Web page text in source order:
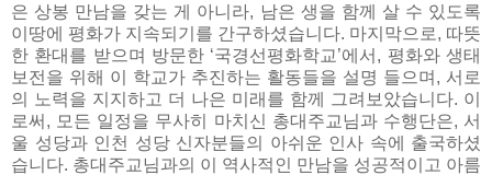
은 상봉 만남을 갖는 게 아니라, 남은 생을 함께 살 수 있도록
이땅에 평화가 지속되기를 간구하셨습니다. 마지막으로, 따뜻
한 환대를 받으며 방문한 ‘국경선평화학교’에서, 평화와 생태
보전을 위해 이 학교가 추진하는 활동들을 설명 들으며, 서로
의 노력을 지지하고 더 나은 미래를 함께 그려보았습니다. 이
로써, 모든 일정을 무사히 마치신 총대주교님과 수행단은, 서
울 성당과 인천 성당 신자분들의 아쉬운 인사 속에 출국하셨
습니다. 총대주교님과의 이 역사적인 만남을 성공적이고 아름